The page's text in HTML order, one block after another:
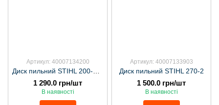
Артикул: 40007134200
1 290.0 грн/шт
В наявності
Артикул: 40007133903
Диск пильний STIHL 270-2
1 500.0 грн/шт
В наявності